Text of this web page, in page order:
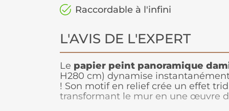
Raccordable à l'infini
L'AVIS DE L'EXPERT
Le papier peint panoramique
H280 cm) dynamise
! Son motif en relief crée un effet
transformant le mur en une œuvre